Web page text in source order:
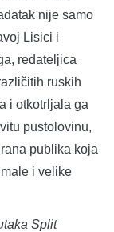
nije samo
Lisici i
redateljica
ruskih
i otkotrljala ga
pustolovinu,
publika koja
i velike
Split